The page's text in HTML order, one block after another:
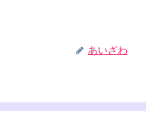
あいざわ